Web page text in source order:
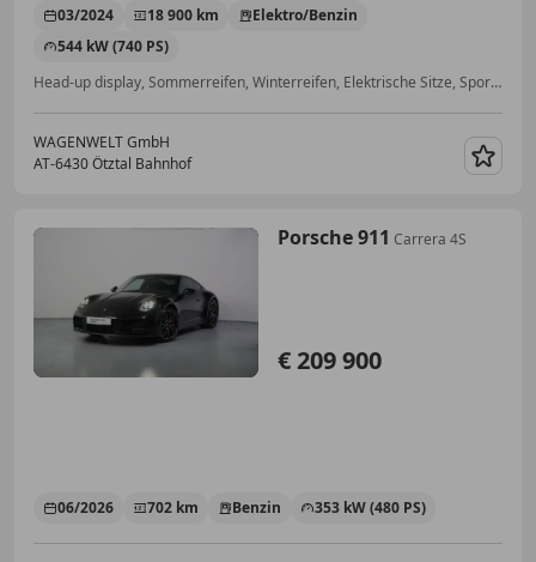
03/2024 18 900 km
Elektro/Benzin
544 kW (740 PS)
Head-up display, Sommerreifen, Winterreifen, Elektrische Sitze, Sportpaket, Fahrerairbag, Beheizbares Lenkrad, Isofix
WAGENWELT GmbH
AT-6430 Ötztal Bahnhof
Porsche 911 Carrera 4S
€ 209 900
06/2026 702 km Benzin 353 kW (480 PS)